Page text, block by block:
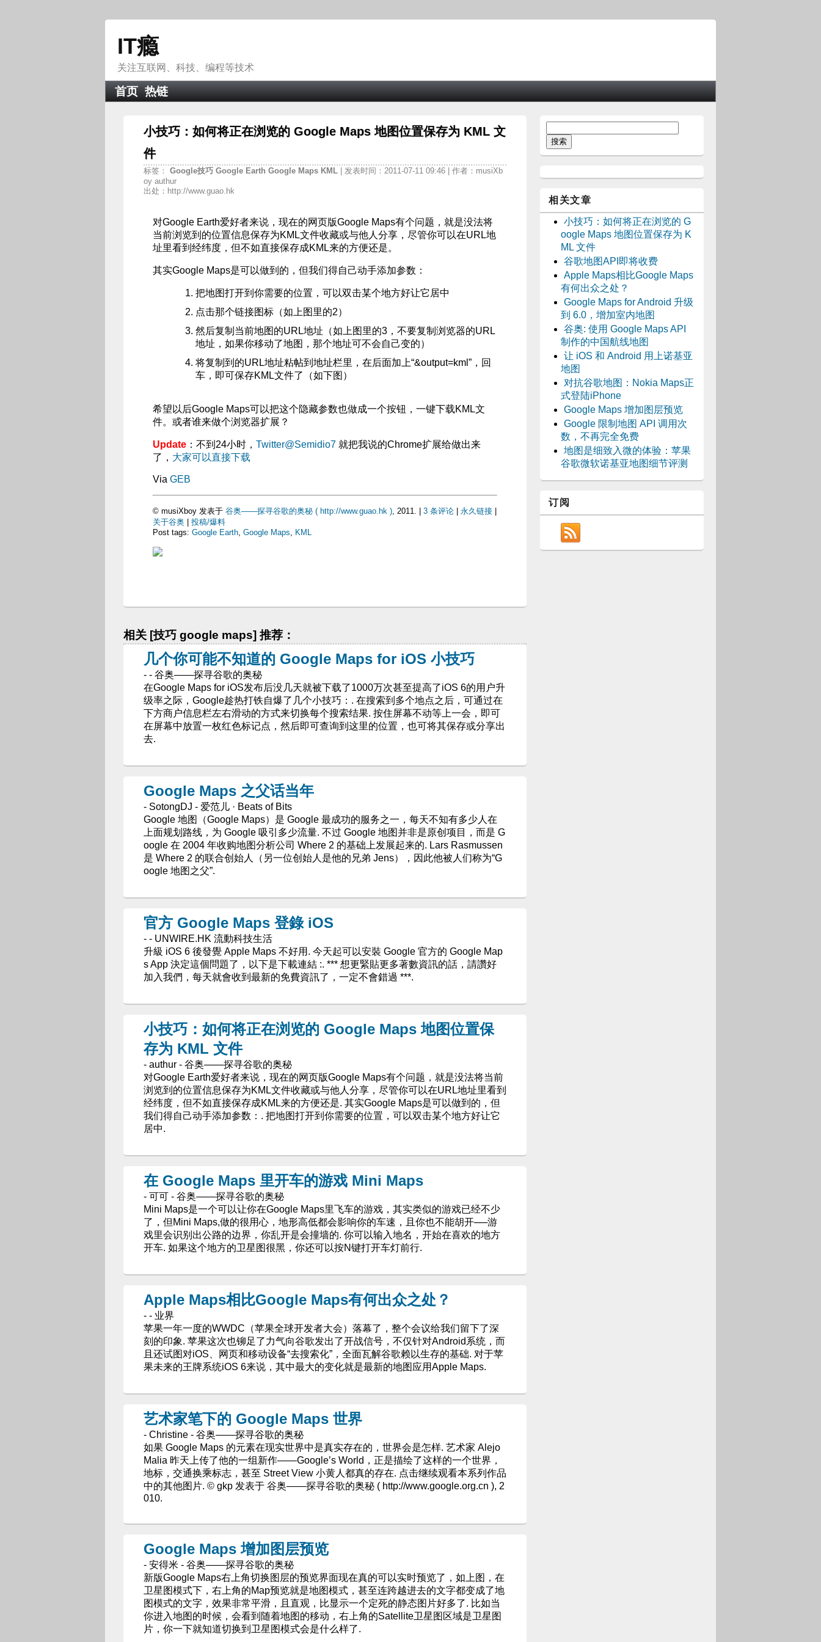
IT瘾
关注互联网、科技、编程等技术
首页 热链
小技巧：如何将正在浏览的 Google Maps 地图位置保存为 KML 文
件
标签： Google技巧 Google Earth Google Maps KML
| 发表时间：2011-07-11 09:46 | 作者：musiXb
oy authur
出处：http://www.guao.hk
对Google Earth爱好者来说，现在的网页版Google Maps有个问题，就是没法将
当前浏览到的位置信息保存为KML文件收藏或与他人分享，尽管你可以在URL地
址里看到经纬度，但不如直接保存成KML来的方便还是。
其实Google Maps是可以做到的，但我们得自己动手添加参数：
把地图打开到你需要的位置，可以双击某个地方好让它居中
点击那个链接图标（如上图里的2）
然后复制当前地图的URL地址（如上图里的3，不要复制浏览器的URL
地址，如果你移动了地图，那个地址可不会自己变的）
将复制到的URL地址粘帖到地址栏里，在后面加上“&output=kml”，回
车，即可保存KML文件了（如下图）
希望以后Google Maps可以把这个隐藏参数也做成一个按钮，一键下载KML文
件。或者谁来做个浏览器扩展？
Update ：不到24小时， Twitter@Semidio7 就把我说的Chrome扩展给做出来
了， 大家可以直接下载
Via GEB
© musiXboy 发表于 谷奥——探寻谷歌的奥秘 ( http://www.guao.hk ), 2011. | 3 条评论 永久链接
关于谷奥
投稿/爆料
Post tags: Google Earth, Google Maps, KML
相关 [技巧 google maps] 推荐：
几个你可能不知道的 Google Maps for iOS 小技巧
- - 谷奥——探寻谷歌的奥秘
在Google Maps for iOS发布后没几天就被下载了1000万次甚至提高了iOS 6的用户升
级率之际，Google趁热打铁自爆了几个小技巧：. 在搜索到多个地点之后，可通过在
下方商户信息栏左右滑动的方式来切换每个搜索结果. 按住屏幕不动等上一会，即可
在屏幕中放置一枚红色标记点，然后即可查询到这里的位置，也可将其保存或分享出
去.
Google Maps 之父话当年
- SotongDJ - 爱范儿 · Beats of Bits
Google 地图（Google Maps）是 Google 最成功的服务之一，每天不知有多少人在
上面规划路线，为 Google 吸引多少流量. 不过 Google 地图并非是原创项目，而是 G
oogle 在 2004 年收购地图分析公司 Where 2 的基础上发展起来的. Lars Rasmussen
是 Where 2 的联合创始人（另一位创始人是他的兄弟 Jens），因此他被人们称为“G
oogle 地图之父”.
官方 Google Maps 登錄 iOS
- - UNWIRE.HK 流動科技生活
升級 iOS 6 後發覺 Apple Maps 不好用. 今天起可以安裝 Google 官方的 Google Map
s App 決定這個問題了，以下是下載連結 :. *** 想更緊貼更多著數資訊的話，請讚好
加入我們，每天就會收到最新的免費資訊了，一定不會錯過 ***.
小技巧：如何将正在浏览的 Google Maps 地图位置保
存为 KML 文件
- authur - 谷奥——探寻谷歌的奥秘
对Google Earth爱好者来说，现在的网页版Google Maps有个问题，就是没法将当前
浏览到的位置信息保存为KML文件收藏或与他人分享，尽管你可以在URL地址里看到
经纬度，但不如直接保存成KML来的方便还是. 其实Google Maps是可以做到的，但
我们得自己动手添加参数：. 把地图打开到你需要的位置，可以双击某个地方好让它
居中.
在 Google Maps 里开车的游戏 Mini Maps
- 可可 - 谷奥——探寻谷歌的奥秘
Mini Maps是一个可以让你在Google Maps里飞车的游戏，其实类似的游戏已经不少
了，但Mini Maps,做的很用心，地形高低都会影响你的车速，且你也不能胡开──游
戏里会识别出公路的边界，你乱开是会撞墙的. 你可以输入地名，开始在喜欢的地方
开车. 如果这个地方的卫星图很黑，你还可以按N键打开车灯前行.
Apple Maps相比Google Maps有何出众之处？
- - 业界
苹果一年一度的WWDC（苹果全球开发者大会）落幕了，整个会议给我们留下了深
刻的印象. 苹果这次也铆足了力气向谷歌发出了开战信号，不仅针对Android系统，而
且还试图对iOS、网页和移动设备“去搜索化”，全面瓦解谷歌赖以生存的基础. 对于苹
果未来的王牌系统iOS 6来说，其中最大的变化就是最新的地图应用Apple Maps.
艺术家笔下的 Google Maps 世界
- Christine - 谷奥——探寻谷歌的奥秘
如果 Google Maps 的元素在现实世界中是真实存在的，世界会是怎样. 艺术家 Alejo
Malia 昨天上传了他的一组新作——Google’s World，正是描绘了这样的一个世界，
地标，交通换乘标志，甚至 Street View 小黄人都真的存在. 点击继续观看本系列作品
中的其他图片. © gkp 发表于 谷奥——探寻谷歌的奥秘 ( http://www.google.org.cn ), 2
010.
Google Maps 增加图层预览
- 安得米 - 谷奥——探寻谷歌的奥秘
新版Google Maps右上角切换图层的预览界面现在真的可以实时预览了，如上图，在
卫星图模式下，右上角的Map预览就是地图模式，甚至连跨越进去的文字都变成了地
图模式的文字，效果非常平滑，且直观，比显示一个定死的静态图片好多了. 比如当
你进入地图的时候，会看到随着地图的移动，右上角的Satellite卫星图区域是卫星图
片，你一下就知道切换到卫星图模式会是什么样了.
相关文章
小技巧：如何将正在浏览的 G
oogle Maps 地图位置保存为 K
ML 文件
谷歌地图API即将收费
Apple Maps相比Google Maps
有何出众之处？
Google Maps for Android 升级
到 6.0，增加室内地图
谷奥: 使用 Google Maps API
制作的中国航线地图
让 iOS 和 Android 用上诺基亚
地图
对抗谷歌地图：Nokia Maps正
式登陆iPhone
Google Maps 增加图层预览
Google 限制地图 API 调用次
数，不再完全免费
地图是细致入微的体验：苹果
谷歌微软诺基亚地图细节评测
订阅